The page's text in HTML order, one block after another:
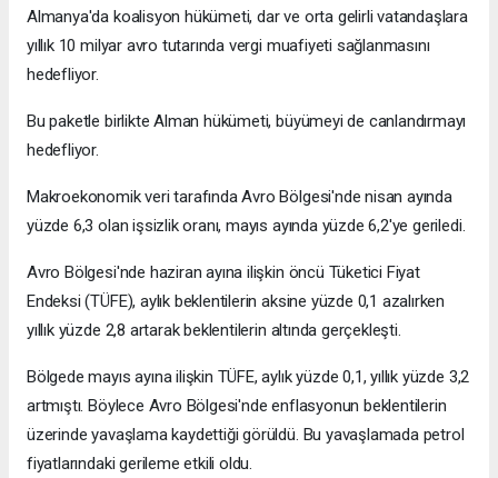
Almanya'da koalisyon hükümeti, dar ve orta gelirli vatandaşlara
yıllık 10 milyar avro tutarında vergi muafiyeti sağlanmasını
hedefliyor.
Bu paketle birlikte Alman hükümeti, büyümeyi de canlandırmayı
hedefliyor.
Makroekonomik veri tarafında Avro Bölgesi'nde nisan ayında
yüzde 6,3 olan işsizlik oranı, mayıs ayında yüzde 6,2'ye geriledi.
Avro Bölgesi'nde haziran ayına ilişkin öncü Tüketici Fiyat
Endeksi (TÜFE), aylık beklentilerin aksine yüzde 0,1 azalırken
yıllık yüzde 2,8 artarak beklentilerin altında gerçekleşti.
Bölgede mayıs ayına ilişkin TÜFE, aylık yüzde 0,1, yıllık yüzde 3,2
artmıştı. Böylece Avro Bölgesi'nde enflasyonun beklentilerin
üzerinde yavaşlama kaydettiği görüldü. Bu yavaşlamada petrol
fiyatlarındaki gerileme etkili oldu.